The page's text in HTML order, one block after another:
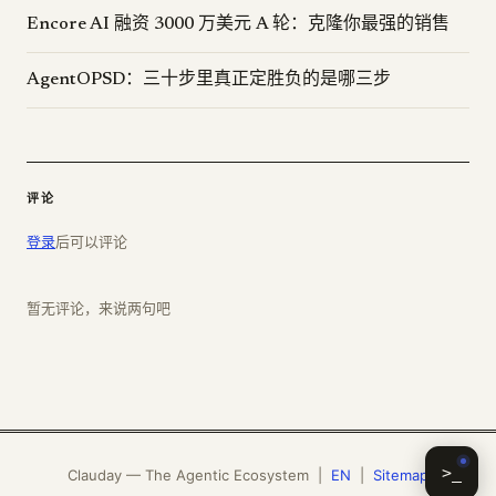
Encore AI 融资 3000 万美元 A 轮：克隆你最强的销售
AgentOPSD：三十步里真正定胜负的是哪三步
评论
登录后可以评论
暂无评论，来说两句吧
Clauday — The Agentic Ecosystem | EN Sitemap >_